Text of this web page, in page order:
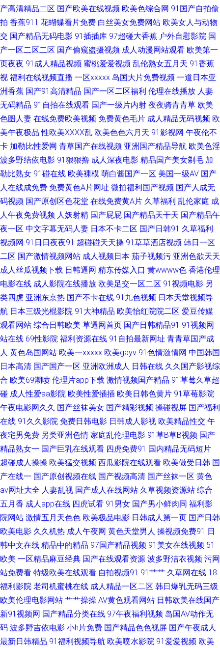
久久免费一二三 97亚州色图 精品理论在线 欧亚精品导航 性综合网 avttbt 大
国产精品久久 欧美老女肏屄视频 日韩女同另类 综合性爱网 97视屏91 超碰人
人看系列 久久性交 人妻精品久久 一本道大香蕉伊人 www97操 激情影院海
角 日韩伦理三区 最新AV地址 国产黑丝嘿咻 男同看片站 午夜爽爽影院 AV福
利站 成人无码不卡网址 男人的天堂红桃 深夜寂寞影院 91伪娘 成人91破解版
国内久久 欧州A片 亚洲97网 在线超鹏 成人超碰网97 久久国产精品在线 天天
久人艹 91国产嫩草 成人淫无码 男人色导航 四虎午夜影院 足交在线视频 豆
花avcom 免费日七视频 偷拍偷窥婷婷视频 91黄色片网站 日本操逼逼 在线看
香蕉视频 www久热 国产区123 蜜桃91视频网站 69探花传媒 国产精品艹 青
青久久910 综合另类 在线91免费 超碰性爱 男人天堂的狠狠干 先锋成人资源
99拍99视频 av黄网导航 国产激情久久 人妻超碰 偷拍第一夜 综合亚洲97 91
视频论坛 白丝无码自慰91 麻豆一二三区A 深夜av 91操网 草草浮力影院线 国
产极品第99 日本黄色影视步 亚洲色图另类图片 91官方网页免费 av18导航站
蜜桃久热久精品 丝足福利影院 91欧日 aV中亚 豆花吃瓜 日韩av成人网站 在
欧美亚洲色的图 熟妇精品视频91 做爱片导航 国产内射性爱 青青草好吊 亚洲
黄色AU 91豆花官网 东京热色中色人 欧美人妖操人妖 午夜乱码 91久久 AV资
源网站导航 岛国免费小电影 欧美人人艹 影音先锋色情电影 大香蕉青草网 久
久嫩草精品久久 亚洲成人有码 www久久肏 久草超爱 无码三级日韩 91PRON
视频 国厂自拍 人妖最新专区 日韩精品视频 www瑟瑟 国产w色麻豆 91次元
网官网 浮力发布业 青草成人网站 综合小影院 超碰在线第一页 日韩干操av
91在线国内 成人A级网站 萌白酱一线天av 五月天色色激情网 91社在线 超碰
人妻日韩 久久伊人在线视频 人人干人人摸 国产51豆花视频 免费试看网 自拍
影音在线 av免费网站 国产AV理论 欧美色色图 婷婷色色性爱五月 最新91国产
视频 国产91高跟丝袜 四虎精品亚洲 91视频99视频 欧美国产专区 在线黄色
网 国产又大又 久久综合 日本a黄 91n成人网站 AV久久人人操 高清伦理 午夜
产高清精品二区 国产欧美在线视频 欧美色综合网 91国产自拍偷
拍 香蕉911 花蝴蝶看片免费 白丝美女免费网站 欧美女人与动物
交 国产精品无码电影 91插插库 97超碰大香蕉 户外自慰影院 国
产一区二区二区 国产偷窥盗摄视频 成人动漫网站观看 欧美第一
页夜夜 91成人精品视频 蜜桃爱爱视频 乱伦熟女五月天 91香蕉
视 福利在线视频直播 一区xxxxx 岛国大片免费视频 一道日本亚
洲香蕉 国产91高清精品 国产一区二区福利 伦理在线播放 人妻
无码精品 91自拍在线观看 国产一级片内射 夜夜骑青青草 欧美
色图人妻 在线免费欧美视频 免费黄色毛片 成人精品无码视频 欧
美午夜极品 性欧美ⅩⅩⅩⅩ乱 欧美色色六月天 91影视网 午夜伦不
卡 加勒比性爱网 青草国产在线视频 亚洲国产精品导航 欧美色淫
波多野结依电影 91狠狠撸 成人深夜电影 精品国产美女剃毛 加
勒比熟女 91碰在线 欧美裸模 萌白酱国产一区 美国一级AV 国产
人在线成免费 免费黄色A片网址 微拍福利国产视频 国产人成无
码视频 国产原创区色花堂 在线免费黄A片 久草福利 乱伦家庭 成
人午夜免费视频 人妖射精 国产屁屁 国产精品天干天 国产精品午
夜一区 中文字幕无码人妻 日本不卡二区 国产日韩91 久草福利
视频网 91日日夜夜91 超碰碰天天操 91草草酒店视频 韩日一区
二区 国产激情视频网站 成人视频日本 茄子视频污 亚洲色欲天天
成人丝瓜视频下载 日韩逼网 精东传媒入口 黄wwww色 香港伦理
电影在线 成人影院在线播放 欧美足交一区二区 91视频电影 另
类四虎 亚洲东京热 国产不卡在线 91九色视频 日本天堂视频导
航 日本三级光棍影院 91大神精品 欧美怡红院院二区 爱豆传媒
观看网站 综合日韩欧美 草逼网首页 国产日韩精品91 91视频网
站在线 69性影院 福利资源在线 91自拍最新网址 青青草国产成
人 黄色岛国网站 欧美一xxxxx 欧美gayv 91色情激情网 中国韩国
日本高清 国产国产一区 亚洲欧洲成人 日韩在线 久久国产影视综
合 欧美69潮喷 伦理片app下载 激情视频国产精品 91草莓久草超
碰 成人性爱aa影院 欧美性爱插插 欧美日韩色黄片 91草莓影院
午夜电影网久久 国产丝袜美女 国产精彩视频 操碰视屏 国产福利
在线 91久久影院 免费日韩电影 日韩成人影视 欧美精品性交 午
夜宅男免费 另类亚洲色情 家庭乱伦理电影 91草B草B视频 国产
精品熟女一 国产巨乳在线观看 四虎免费91 国内精品无码短片
超碰成人操操 欧美猛交视频 西瓜影院在线观看 欧美做受日韩 国
产在线一 国产原创视频在线 国产视频高清 国产丝袜一区 黄色
av网址大全 人妻乱视 国产成人在线网站 久草视频资源站 综合
五月香 成人app在线 四虎试看 91男女 国产男小鲜肉同 福利影
院网站 激情五月天色色 欧美极品电影 日韩成人第一页 国产日韩
欧美电影 久久机热 成人午夜网 黄色天堂男人 操视频免费91 日
韩中文在线 精品中的精品 97国产精品视频 91美女在线视频 51
欧美 一区精品麻豆经典 国产在线观看资源 波多野洁衣视频 污网
站免费看 特级欧美在线观看 自拍视频91 91艹艹 久草网在线 18
福利影院 老司机蜜桃在线 成人精品一区二区 韩日爆乳无码三级
欧美伦理电影网站 艹艹操操 AV黄色观看网站 日韩欧美在线国产
新91视频网 国产精品分类在线 97午夜福利视频 岛国AV动作无
码 波多野吉依电影 小h片免费 国产精品色色视屏 国产午夜成人
最新日韩精品 91福利视频导航 欧美喷水影院 91爱爱视频 欧美